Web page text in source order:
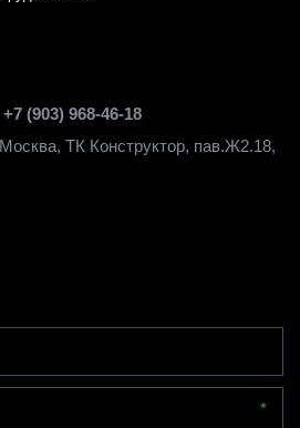
+7 (903) 968-46-18
Москва, ТК Конструктор, пав.Ж2.18,
*